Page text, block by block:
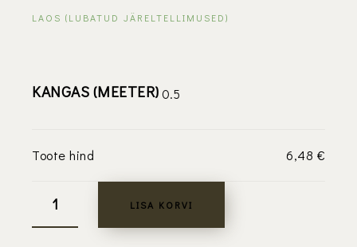
LAOS (LUBATUD JÄRELTELLIMUSED)
KANGAS (MEETER)
Toote hind 6,48 €
LISA KORVI